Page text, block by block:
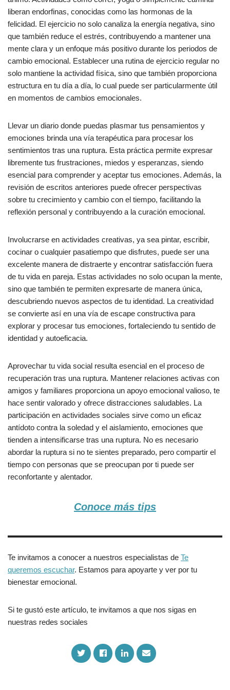
liberan endorfinas, conocidas como las hormonas de la
felicidad. El ejercicio no solo canaliza la energía negativa, sino
que también reduce el estrés, contribuyendo a mantener una
mente clara y un enfoque más positivo durante los periodos de
cambio emocional. Establecer una rutina de ejercicio regular no
solo mantiene la actividad física, sino que también proporciona
estructura en tu día a día, lo cual puede ser particularmente útil
en momentos de cambios emocionales.
Llevar un diario donde puedas plasmar tus pensamientos y
emociones brinda una vía terapéutica para procesar los
sentimientos tras una ruptura. Esta práctica permite expresar
libremente tus frustraciones, miedos y esperanzas, siendo
esencial para comprender y aceptar tus emociones. Además, la
revisión de escritos anteriores puede ofrecer perspectivas
sobre tu crecimiento y cambio con el tiempo, facilitando la
reflexión personal y contribuyendo a la curación emocional.
Involucrarse en actividades creativas, ya sea pintar, escribir,
cocinar o cualquier pasatiempo que disfrutes, puede ser una
excelente manera de distraerte y encontrar satisfacción fuera
de tu vida en pareja. Estas actividades no solo ocupan la mente,
sino que también te permiten expresarte de manera única,
descubriendo nuevos aspectos de tu identidad. La creatividad
se convierte así en una vía de escape constructiva para
explorar y procesar tus emociones, fortaleciendo tu sentido de
identidad y autoeficacia.
Aprovechar tu vida social resulta esencial en el proceso de
recuperación tras una ruptura. Mantener relaciones activas con
amigos y familiares proporciona un apoyo emocional valioso, te
hace sentir valorado y ofrece distracciones saludables. La
participación en actividades sociales sirve como un eficaz
antídoto contra la soledad y el aislamiento, emociones que
tienden a intensificarse tras una ruptura. No es necesario
abordar la ruptura si no te sientes preparado, pero compartir el
tiempo con personas que se preocupan por ti puede ser
reconfortante y alentador.
Conoce más tips
Te invitamos a conocer a nuestros especialistas de Te
queremos escuchar. Estamos para apoyarte y ver por tu
bienestar emocional.
Si te gustó este artículo, te invitamos a que nos sigas en
nuestras redes sociales
S
h
S
h
S
h
S
h